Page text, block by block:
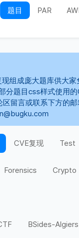
题目 PAR
组成庞大题库供大
分题目css样式使用
留言或联系下方的
CVE复现 Test
Forensics Crypto
BSides-Algiers